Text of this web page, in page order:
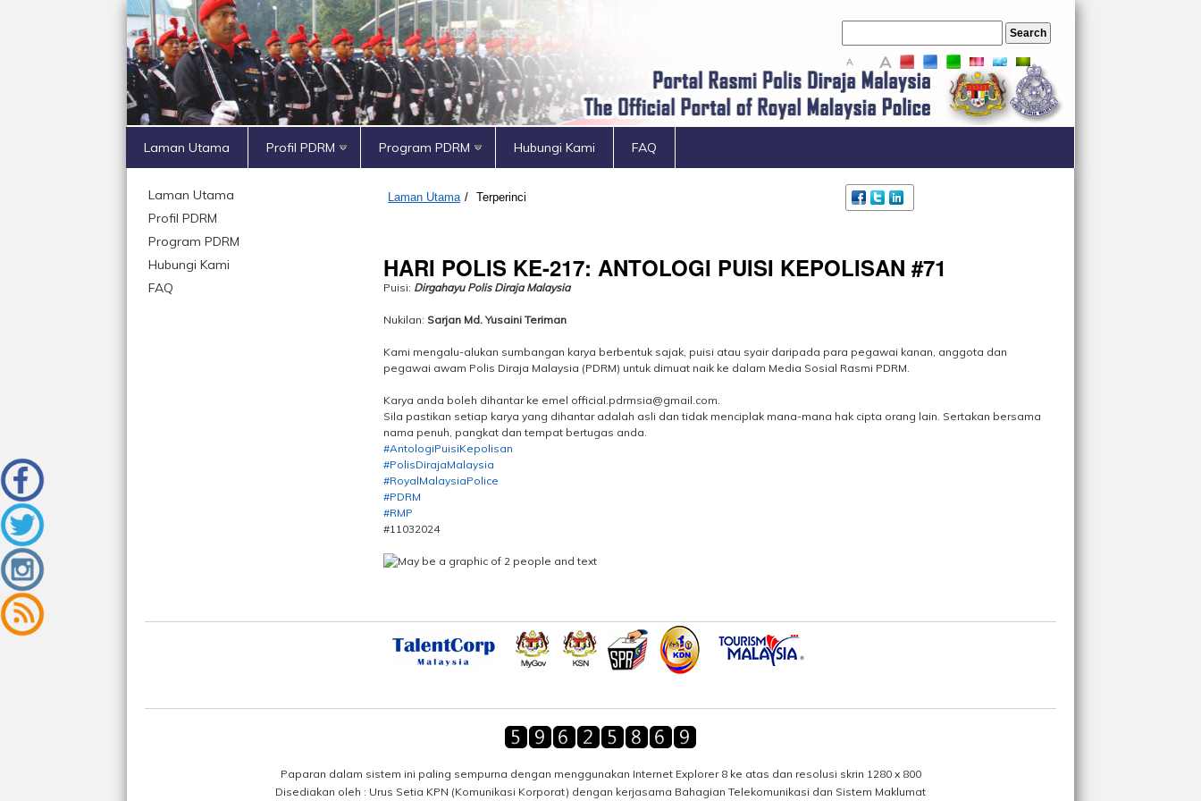
A A
Laman Utama Profil PDRM Program PDRM Hubungi Kami FAQ
Laman Utama
Profil PDRM
Program PDRM
Hubungi Kami
FAQ
Laman Utama / Terperinci
HARI POLIS KE-217: ANTOLOGI PUISI KEPOLISAN #71
Puisi: Dirgahayu Polis Diraja Malaysia
Nukilan: Sarjan Md. Yusaini Teriman
Kami mengalu-alukan sumbangan karya berbentuk sajak, puisi atau syair daripada para pegawai kanan, anggota dan
pegawai awam Polis Diraja Malaysia (PDRM) untuk dimuat naik ke dalam Media Sosial Rasmi PDRM.
Karya anda boleh dihantar ke emel official.pdrmsia@gmail.com.
Sila pastikan setiap karya yang dihantar adalah asli dan tidak menciplak mana-mana hak cipta orang lain. Sertakan bersama
nama penuh, pangkat dan tempat bertugas anda.
#AntologiPuisiKepolisan
#PolisDirajaMalaysia
#RoyalMalaysiaPolice
#PDRM
#RMP
#11032024
Paparan dalam sistem ini paling sempurna dengan menggunakan Internet Explorer 8 ke atas dan resolusi skrin 1280 x 800
Disediakan oleh : Urus Setia KPN (Komunikasi Korporat) dengan kerjasama Bahagian Telekomunikasi dan Sistem Maklumat